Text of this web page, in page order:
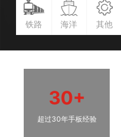
铁路 海洋 其他
30+
超过30年手板经验